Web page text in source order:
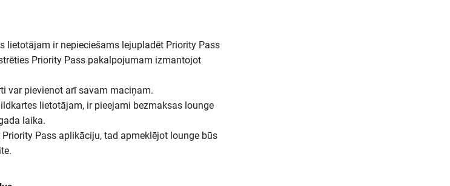
lietotājam ir nepieciešams lejupladēt Priority Pass
Priority Pass pakalpojumam izmantojot
var pievienot arī savam maciņam.
lietotājam, ir pieejami bezmaksas lounge
laika.
Pass aplikāciju, tad apmeklējot lounge būs